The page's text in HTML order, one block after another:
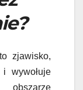
zjawisko,
wywołuje